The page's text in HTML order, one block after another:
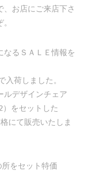
、お店にご来店下さ
なるＳＡＬＥ情報を
入荷しました。
ルデザインチェア
）をセットした
にて販売いたしま
をセット特価